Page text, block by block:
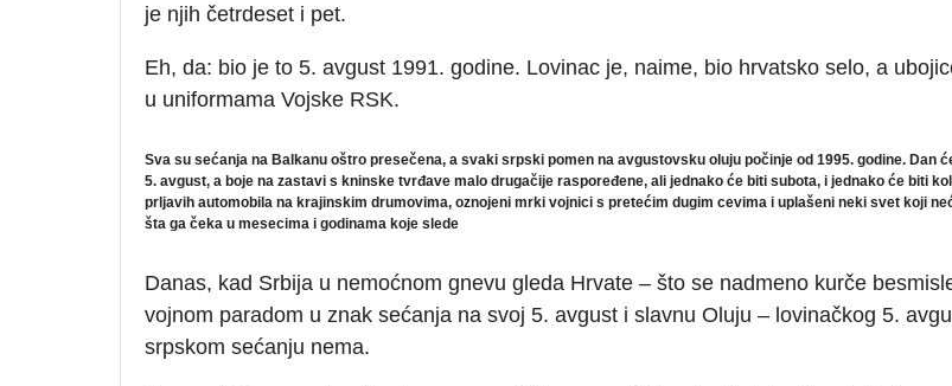
je njih četrdeset i pet.
Eh, da: bio je to 5. avgust 1991. godine. Lovinac je, naime, bio hrvatsko selo, a
u uniformama Vojske RSK.
Sva su sećanja na Balkanu oštro presečena, a svaki srpski pomen na avgustovsku oluju počinje od 1995. godine. Dan
5. avgust, a boje na zastavi s kninske tvrđave malo drugačije raspoređene, ali jednako će biti subota, i jednako će biti
prljavih automobila na krajinskim drumovima, oznojeni mrki vojnici s pretećim dugim cevima i uplašeni neki svet koji
šta ga čeka u mesecima i godinama koje slede
Danas, kad Srbija u nemoćnom gnevu gleda Hrvate – što se nadmeno kurče
vojnom paradom u znak sećanja na svoj 5. avgust i slavnu Oluju – lovinačkog 5.
srpskom sećanju nema.